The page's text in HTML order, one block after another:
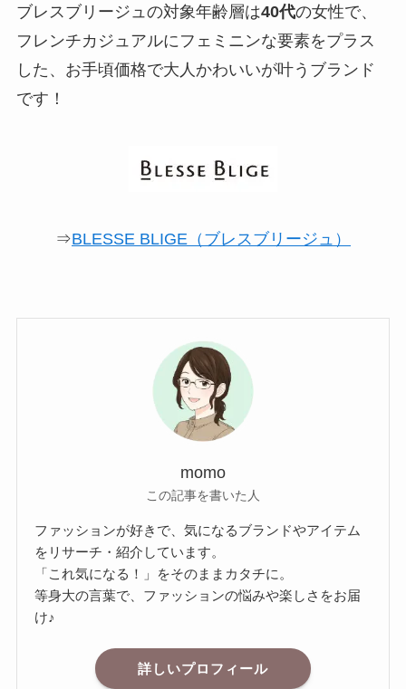
ブレスブリージュの対象年齢層は40代の女性で、
フレンチカジュアルにフェミニンな要素をプラス
した、お手頃価格で大人かわいいが叶うブランド
です！
⇒BLESSE BLIGE（ブレスブリージュ）
momo
この記事を書いた人
ファッションが好きで、気になるブランドやアイテム
をリサーチ・紹介しています。
「これ気になる！」をそのままカタチに。
等身大の言葉で、ファッションの悩みや楽しさをお届
け♪
詳しいプロフィール